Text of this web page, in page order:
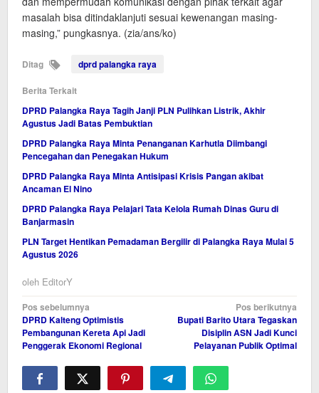
masalah bisa ditindaklanjuti sesuai kewenangan masing-
masing,” pungkasnya. (zia/ans/ko)
Ditag dprd palangka raya
Berita Terkait
DPRD Palangka Raya Tagih Janji PLN Pulihkan Listrik, Akhir
Agustus Jadi Batas Pembuktian
DPRD Palangka Raya Minta Penanganan Karhutla Diimbangi
Pencegahan dan Penegakan Hukum
DPRD Palangka Raya Minta Antisipasi Krisis Pangan akibat
Ancaman El Nino
DPRD Palangka Raya Pelajari Tata Kelola Rumah Dinas Guru di
Banjarmasin
PLN Target Hentikan Pemadaman Bergilir di Palangka Raya Mulai 5
Agustus 2026
oleh EditorY
Navigasi
pos
Pos sebelumnya
DPRD Kalteng Optimistis
Pembangunan Kereta Api Jadi
Penggerak Ekonomi Regional
Pos berikutnya
Bupati Barito Utara Tegaskan
Disiplin ASN Jadi Kunci
Pelayanan Publik Optimal